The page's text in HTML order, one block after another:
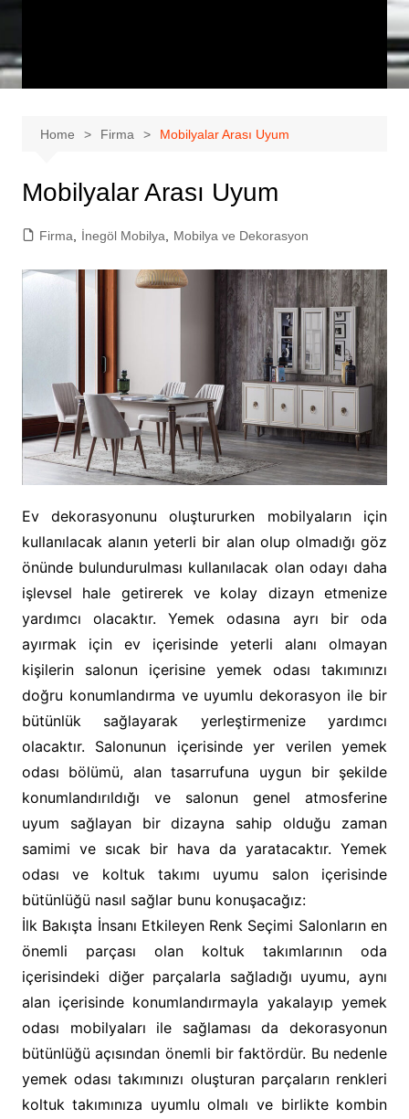
Home Firma Mobilyalar Arası Uyum
Mobilyalar Arası Uyum
Firma İnegöl Mobilya Mobilya ve Dekorasyon
Ev dekorasyonunu oluştururken mobilyaların için
kullanılacak alanın yeterli bir alan olup olmadığı göz
önünde bulundurulması kullanılacak olan odayı daha
işlevsel hale getirerek ve kolay dizayn etmenize
yardımcı olacaktır. Yemek odasına ayrı bir oda
ayırmak için ev içerisinde yeterli alanı olmayan
kişilerin salonun içerisine yemek odası takımınızı
doğru konumlandırma ve uyumlu dekorasyon ile bir
bütünlük sağlayarak yerleştirmenize yardımcı
olacaktır. Salonunun içerisinde yer verilen yemek
odası bölümü, alan tasarrufuna uygun bir şekilde
konumlandırıldığı ve salonun genel atmosferine
uyum sağlayan bir dizayna sahip olduğu zaman
samimi ve sıcak bir hava da yaratacaktır. Yemek
odası ve koltuk takımı uyumu salon içerisinde
bütünlüğü nasıl sağlar bunu konuşacağız:
İlk Bakışta İnsanı Etkileyen Renk Seçimi Salonların en
önemli parçası olan koltuk takımlarının oda
içerisindeki diğer parçalarla sağladığı uyumu, aynı
alan içerisinde konumlandırmayla yakalayıp yemek
odası mobilyaları ile sağlaması da dekorasyonun
bütünlüğü açısından önemli bir faktördür. Bu nedenle
yemek odası takımınızı oluşturan parçaların renkleri
koltuk takımınıza uyumlu olmalı ve birlikte kombin